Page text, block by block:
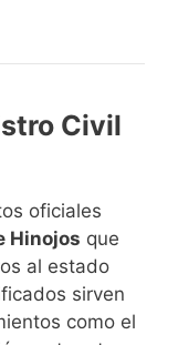
Civil
oficiales
Hinojos que
al estado
sirven
como el